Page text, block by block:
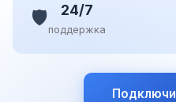
🛡️ 24/7
поддержка